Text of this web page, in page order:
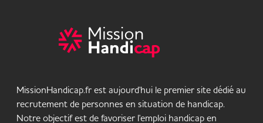
MissionHandicap.fr est aujourd'hui le premier site dédié au
recrutement de personnes en situation de handicap.
Notre objectif est de favoriser l'emploi handicap en